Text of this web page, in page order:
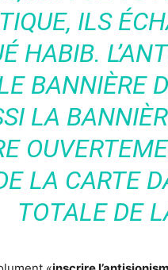
ILS
HABIB.
BANNIÈRE
LA
LA CARTE
TOTALE DE